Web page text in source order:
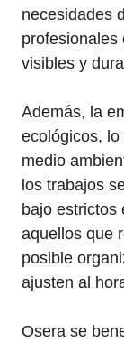
necesidades
profesionales
visibles y
Además, la
ecológicos, lo
medio
los trabajos
bajo estrictos
aquellos que
posible
ajusten al
Osera se